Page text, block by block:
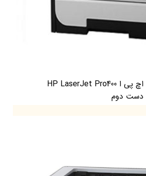
پرینتر لیزری M451nw اچ پی ا HP LaserJet Pro400